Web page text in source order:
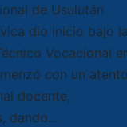
de Usulután
dio inicio bajo
Vocacional
con un
docente,
dando…